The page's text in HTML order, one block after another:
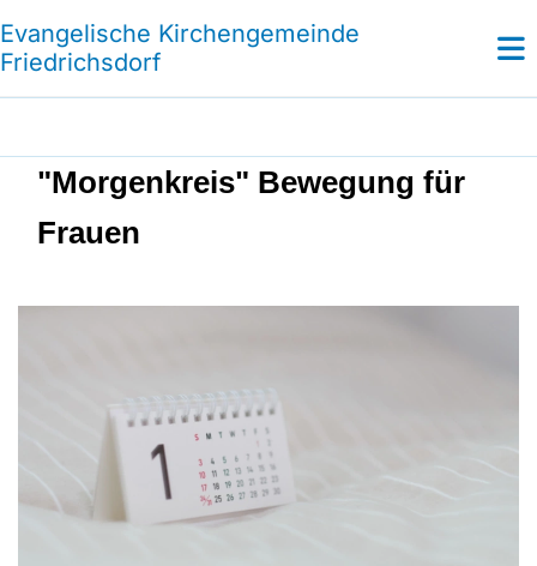
Evangelische Kirchengemeinde
Friedrichsdorf
"Morgenkreis" Bewegung für
Frauen